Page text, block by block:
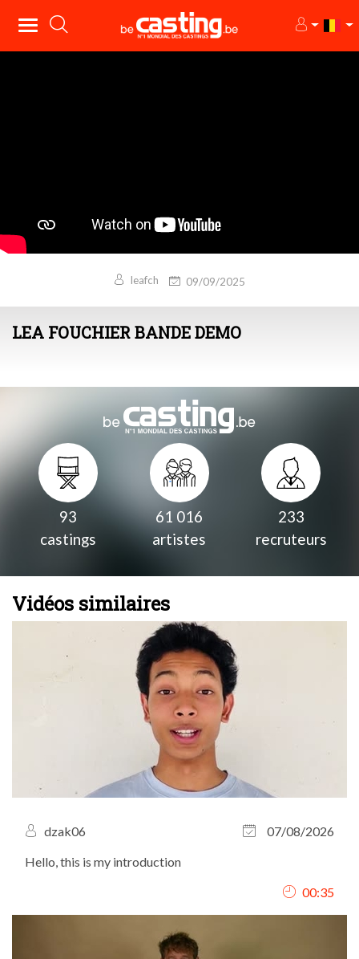
leafch 09/09/2025
LEA FOUCHIER BANDE DEMO
93
castings
61 016
artistes
233
recruteurs
Vidéos similaires
dzak06
07/08/2026
Hello, this is my introduction
00:35